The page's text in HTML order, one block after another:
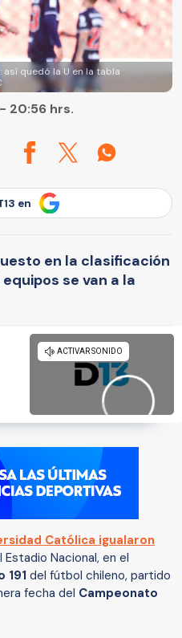
quedó la U en la tabla
20:56 hrs.
en
en la clasificación
se van a la
Católica igualaron
Nacional, en el
191 del fútbol chileno, partido
fecha del Campeonato